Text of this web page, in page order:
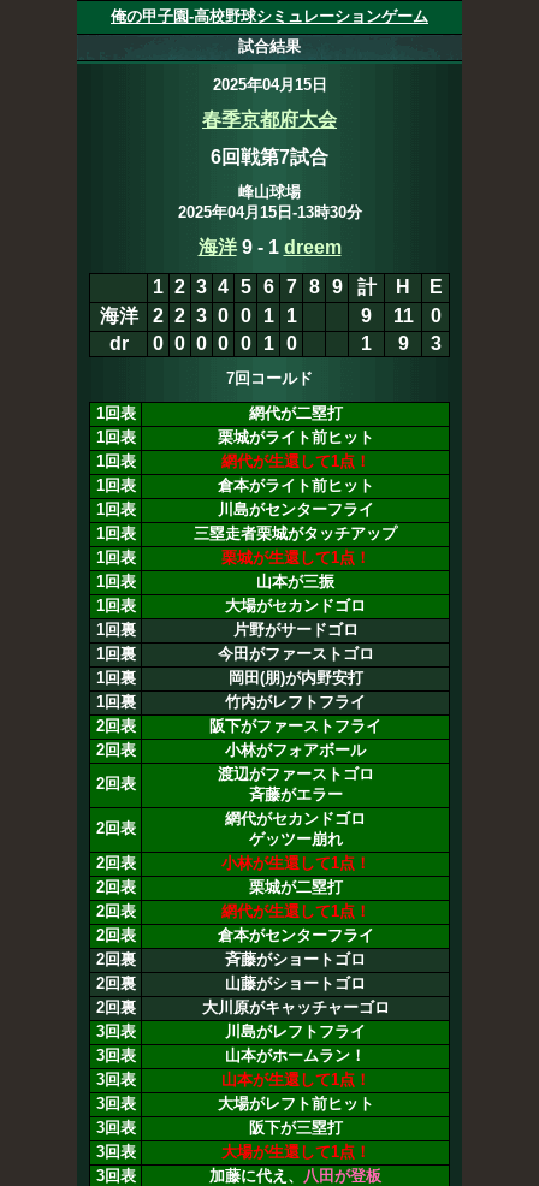
俺の甲子園-高校野球シミュレーションゲーム
試合結果
2025年04月15日
春季京都府大会
6回戦第7試合
峰山球場
2025年04月15日-13時30分
海洋 9- 1 dreem
1 2 3 4 5 6 7 8 9 計 H
E
海洋
2 2 3 0 0 1 1 9 11
0
dr
0 0 0 0 0 1 0 1 9 3
7回コールド
1回表
網代が二塁打
1回表
栗城がライト前ヒット
1回表
網代が生還して1点！
1回表
倉本がライト前ヒット
1回表
川島がセンターフライ
1回表
三塁走者栗城がタッチアップ
1回表
栗城が生還して1点！
1回表
山本が三振
1回表
大場がセカンドゴロ
1回裏
片野がサードゴロ
1回裏
今田がファーストゴロ
1回裏
岡田(朋)が内野安打
1回裏
竹内がレフトフライ
2回表
阪下がファーストフライ
2回表
小林がフォアボール
2回表
渡辺がファーストゴロ
斉藤がエラー
2回表
網代がセカンドゴロ
ゲッツー崩れ
2回表
小林が生還して1点！
2回表
栗城が二塁打
2回表
網代が生還して1点！
2回表
倉本がセンターフライ
2回裏
斉藤がショートゴロ
2回裏
山藤がショートゴロ
2回裏
大川原がキャッチャーゴロ
3回表
川島がレフトフライ
3回表
山本がホームラン！
3回表
山本が生還して1点！
3回表
大場がレフト前ヒット
3回表
阪下が三塁打
3回表
大場が生還して1点！
3回表
加藤に代え、 八田が登板